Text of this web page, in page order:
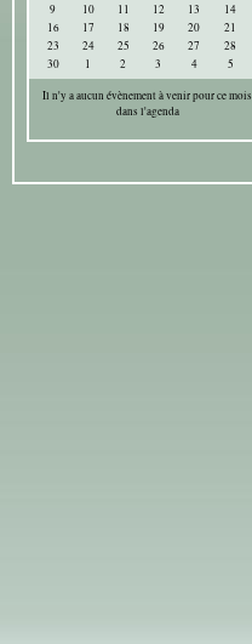
9
10 11 12 13 14
16
17 18 19 20 21
23
24 25 26 27 28
30
1 2 3 4 5
Il n'y a aucun évènement à venir pour ce mois
dans l'agenda